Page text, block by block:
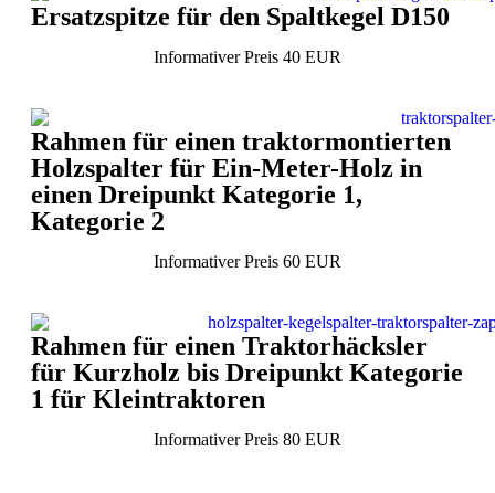
Ersatzspitze für den Spaltkegel D150
Informativer Preis 40 EUR
Rahmen für einen traktormontierten
Holzspalter für Ein-Meter-Holz in
einen Dreipunkt Kategorie 1,
Kategorie 2
Informativer Preis 60 EUR
Rahmen für einen Traktorhäcksler
für Kurzholz bis Dreipunkt Kategorie
1 für Kleintraktoren
Informativer Preis 80 EUR